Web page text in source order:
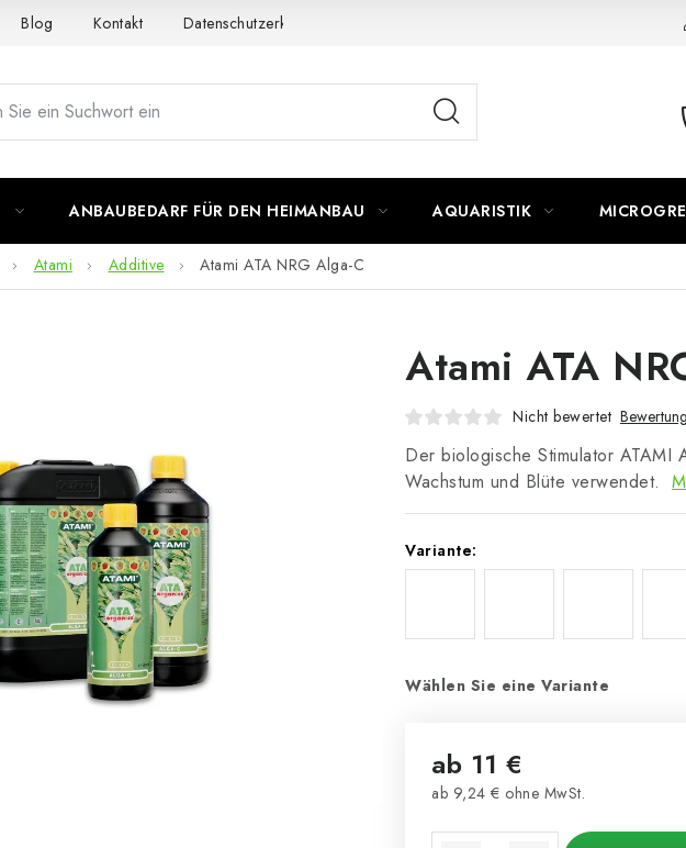
Blog Kontakt Datenschutzerklärung
ANBAUBEDARF FÜR DEN HEIMANBAU AQUARISTIK
Atami Additive Atami ATA NRG Alga-C
Atami ATA
Nicht bewertet
Der biologische Stimulator ATAMI
Wachstum und Blüte verwendet.
Variante:
Wählen Sie eine Variante
ab 11 €
ab 9,24 € ohne MwSt.